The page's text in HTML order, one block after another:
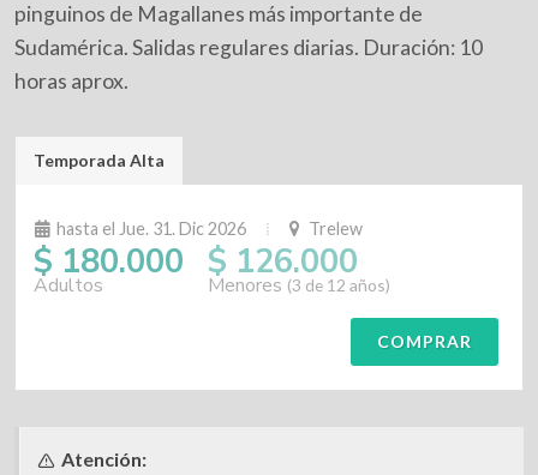
pinguinos de Magallanes más importante de
Sudamérica. Salidas regulares diarias. Duración: 10
horas aprox.
Temporada Alta
hasta el Jue. 31. Dic 2026 Trelew
$ 180.000
Adultos
$ 126.000
Menores (3 de 12 años)
COMPRAR
Atención: